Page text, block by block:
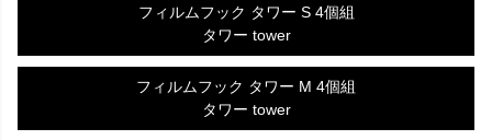
フィルムフック タワー S 4個組
タワー tower
フィルムフック タワー M 4個組
タワー tower